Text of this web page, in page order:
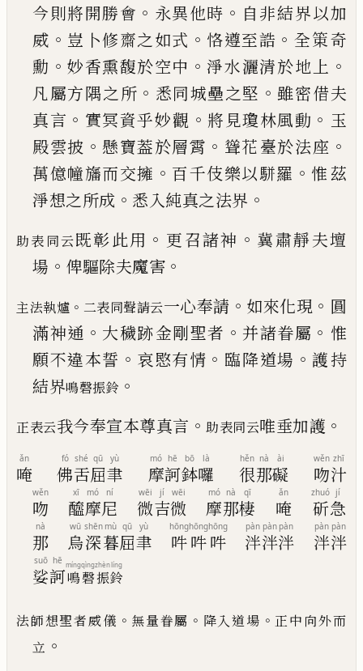
今則將開勝會 。 永異他時 。 自非結界以加
威 。 豈卜修齋之如式 。 恪遵至誥 。 全䇿奇
勳 。 妙香熏馥於空中 。 淨水灑清於地上 。
凡屬方隅之所 。 悉同城壘之堅 。 雖密借夫
真言 。 實冥資乎妙觀 。 將見瓊林風動 。 玉
殿雲披 。 懸寶葢於層霄 。 聳花臺於法座 。
萬億幢旛而交擁 。 百千伎樂以駢羅 。 惟 茲
淨想之所成 。 悉入純真之法界 。
助表同云既彰此用 。 更召諸神 。 冀肅靜夫壇
場 。 俾驅除夫魔害 。
主法執爐 。 二表同聲請云一心奉請 。 如來化現 。 圓
滿神通 。 大穢跡金剛聖者 。 并諸眷屬 。 惟
願不違本誓 。 哀愍有情 。 臨降道場 。 護持
結界鳴磬振鈴 。
正表云我今奉宣本尊真言 。 助表同云唯垂加護 。
唵
ǎn
佛
fó
舌
shé
屈
qū
聿
yù
摩
mó
訶
hē
鉢
bō
囉
là
很
hěn
那
nà
礙
ài
吻
wěn
汁
zhī
吻
wěn
醯
xī
摩
mó
尼
ní
微
wēi
吉
jí
微
wēi
摩
mó
那
nà
棲
qī
唵
ǎn
斫
zhuó
急
jí
那
nà
烏
wū
深
shēn
暮
mù
屈
qū
聿
yù
吽
hōng
吽
hōng
吽
hōng
泮
pàn
泮
pàn
泮
pàn
泮
pàn
泮
pàn
娑
suō
訶
hē
鳴
míng
磬
qìng
振
zhèn
鈴
líng
法師想聖者威儀 。 無量眷屬 。 降入道場 。 正中向外而
立 。